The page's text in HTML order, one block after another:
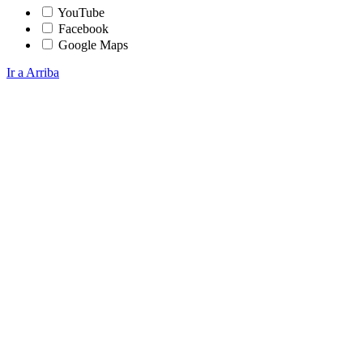
YouTube
Facebook
Google Maps
Ir a Arriba